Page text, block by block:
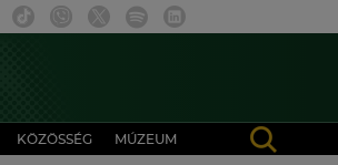
KÖZÖSSÉG MÚZEUM